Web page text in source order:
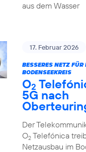
aus dem Wasser
17. Februar 2026
BESSERES NETZ FÜR
BODENSEEKREIS
O2
5G nach
Der
O2Telefónica
Netzausbau im